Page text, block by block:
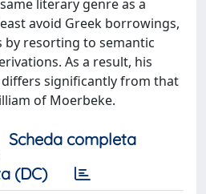
literary genre as a
avoid Greek borrowings,
resorting to semantic
As a result, his
significantly from that
of Moerbeke.
Scheda completa
(DC)